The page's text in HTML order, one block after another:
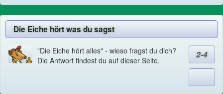
Die Eiche hört was du sagst
"Die Eiche hört alles" - wieso fragst du dich?
Die Antwort findest du auf dieser Seite.
2-4